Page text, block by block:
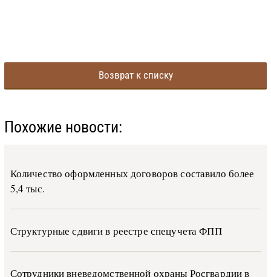
Возврат к списку
Похожие новости:
Количество оформленных договоров составило более
5,4 тыс.
Структурные сдвиги в реестре спецучета ФПП
Сотрудники вневедомственной охраны Росгвардии в